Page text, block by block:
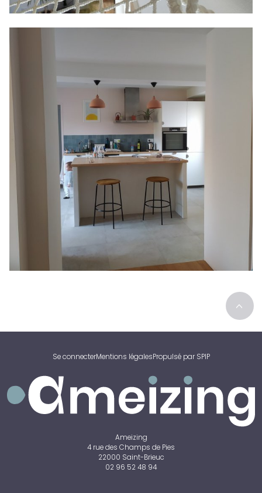
>
Se connecterMentions légalesPropulsé par SPIP
Ameizing
4 rue des Champs de Pies
22000 Saint-Brieuc
02 96 52 48 94